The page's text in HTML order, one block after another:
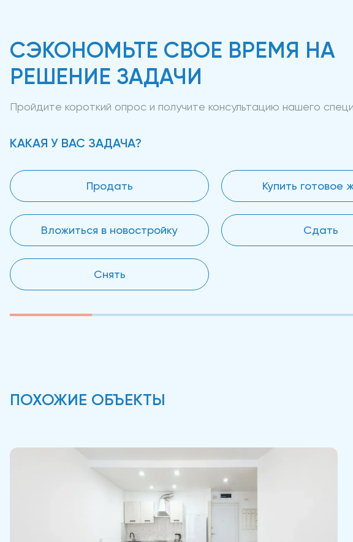
СЭКОНОМЬТЕ СВОЕ ВРЕМЯ НА
РЕШЕНИЕ ЗАДАЧИ
Пройдите короткий опрос и получите консультацию нашего
КАКАЯ У ВАС ЗАДАЧА?
Продать Купить готовое
Вложиться в новостройку Сдать
Снять
ПОХОЖИЕ ОБЪЕКТЫ